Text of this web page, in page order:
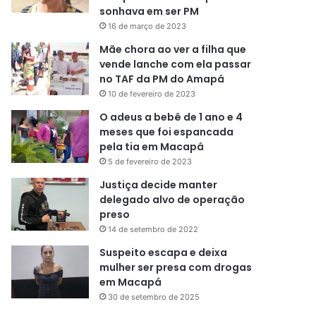
sonhava em ser PM
16 de março de 2023
Mãe chora ao ver a filha que
vende lanche com ela passar
no TAF da PM do Amapá
10 de fevereiro de 2023
O adeus a bebê de 1 ano e 4
meses que foi espancada
pela tia em Macapá
5 de fevereiro de 2023
Justiça decide manter
delegado alvo de operação
preso
14 de setembro de 2022
Suspeito escapa e deixa
mulher ser presa com drogas
em Macapá
30 de setembro de 2025